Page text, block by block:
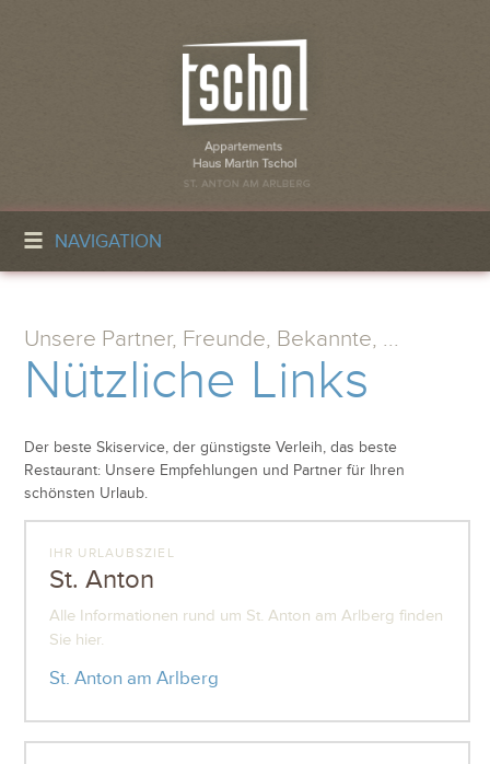
NAVIGATION
Unsere Partner, Freunde, Bekannte, ...
Nützliche Links
Der beste Skiservice, der günstigste Verleih, das beste
Restaurant: Unsere Empfehlungen und Partner für Ihren
schönsten Urlaub.
IHR URLAUBSZIEL
St. Anton
Alle Informationen rund um St. Anton am Arlberg finden
Sie hier.
St. Anton am Arlberg